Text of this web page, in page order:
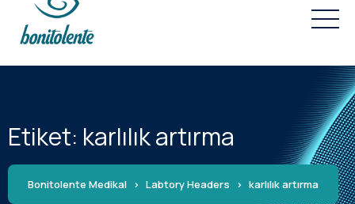
Etiket: karlılık artırma
Bonitolente Medikal > Labtory Headers > karlılık artırma